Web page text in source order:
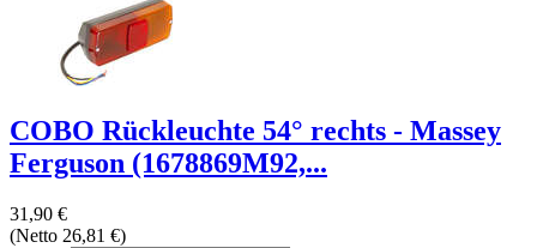
COBO Rückleuchte 54° rechts - Massey
Ferguson (1678869M92,...
31,90 €
(Netto 26,81 €)